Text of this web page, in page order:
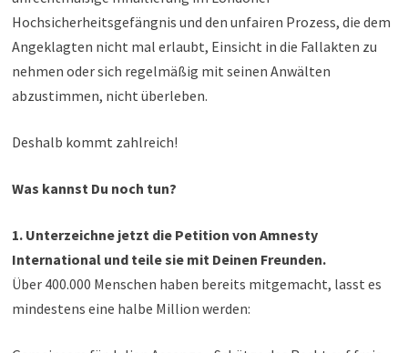
Hochsicherheitsgefängnis und den unfairen Prozess, die dem
Angeklagten nicht mal erlaubt, Einsicht in die Fallakten zu
nehmen oder sich regelmäßig mit seinen Anwälten
abzustimmen, nicht überleben.
Deshalb kommt zahlreich!
Was kannst Du noch tun?
1. Unterzeichne jetzt die Petition von Amnesty
International und teile sie mit Deinen Freunden.
Über 400.000 Menschen haben bereits mitgemacht, lasst es
mindestens eine halbe Million werden: